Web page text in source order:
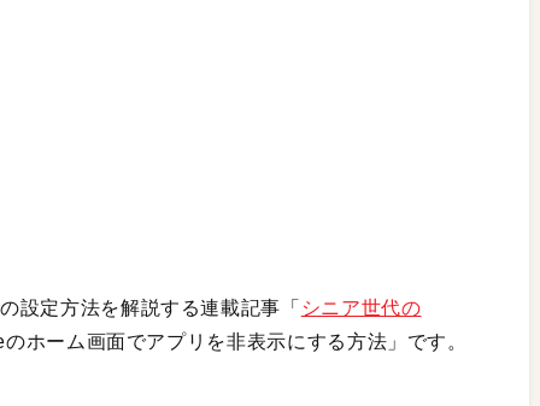
設定方法を解説する連載記事「 シニア世代の
ホーム画面でアプリを非表示にする方法」です。